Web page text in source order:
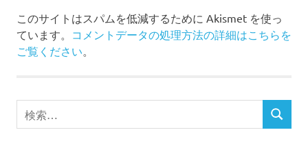
このサイトはスパムを低減するために Akismet を使っ
ています。 コメントデータの処理方法の詳細はこちらを
ご覧ください
検
索
検